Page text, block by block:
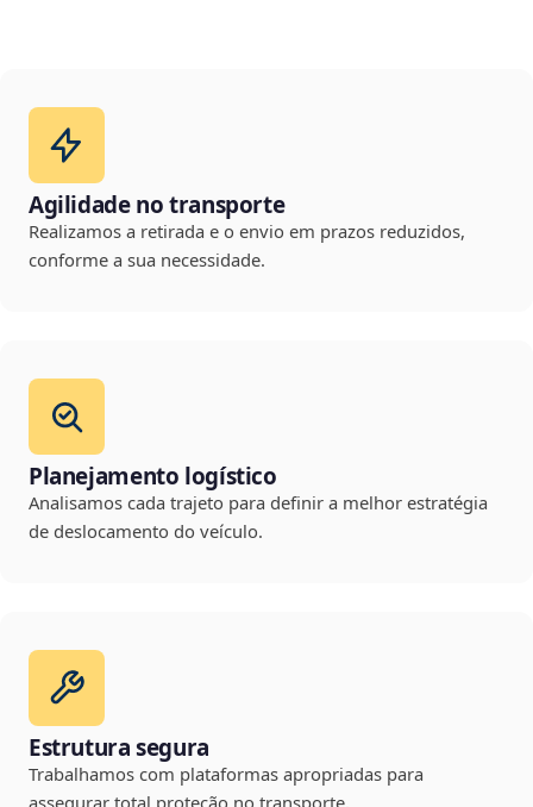
Agilidade no transporte
Realizamos a retirada e o envio em prazos reduzidos,
conforme a sua necessidade.
Planejamento logístico
Analisamos cada trajeto para definir a melhor estratégia
de deslocamento do veículo.
Estrutura segura
Trabalhamos com plataformas apropriadas para